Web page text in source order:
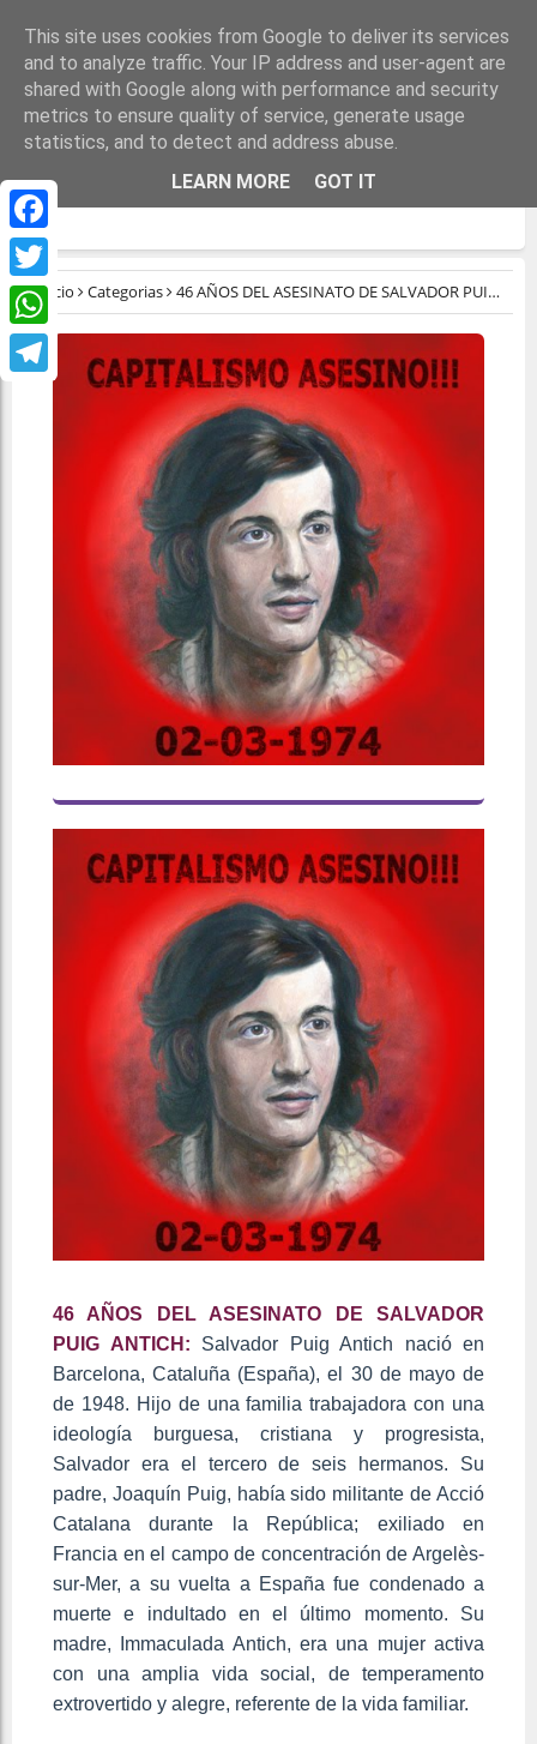
Facebook
Twitter
WhatsApp
Telegram
46 AÑOS DEL ASESINATO DE SALVADOR
PUIG ANTICH
Inicio Categorias 46 AÑOS DEL ASESINATO DE SALVADOR PUIG ANTICH
46 AÑOS DEL ASESINATO DE SALVADOR
PUIG ANTICH: Salvador Puig Antich nació en
Barcelona, Cataluña (España), el 30 de mayo de
de 1948. Hijo de una familia trabajadora con una
ideología burguesa, cristiana y progresista,
Salvador era el tercero de seis hermanos. Su
padre, Joaquín Puig, había sido militante de Acció
Catalana durante la República; exiliado en
Francia en el campo de concentración de Argelès-
sur-Mer, a su vuelta a España fue condenado a
muerte e indultado en el último momento. Su
madre, Immaculada Antich, era una mujer activa
con una amplia vida social, de temperamento
extrovertido y alegre, referente de la vida familiar.
This site uses cookies from Google to deliver its services
and to analyze traffic. Your IP address and user-agent are
shared with Google along with performance and security
metrics to ensure quality of service, generate usage
statistics, and to detect and address abuse.
LEARN MORE
GOT IT